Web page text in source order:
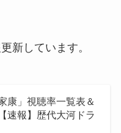
新しています。
康」視聴率一覧表＆
速報】歴代大河ドラ